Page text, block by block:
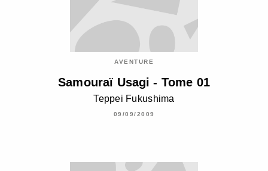
AVENTURE
Samouraï Usagi - Tome 01
Teppei Fukushima
09/09/2009